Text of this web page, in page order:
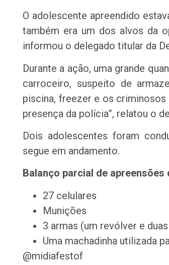
O adolescente apreendido
também era um dos alvos da
informou o delegado titular da
Durante a ação, uma grande
carroceiro, suspeito de
piscina, freezer e os criminosos
presença da polícia”, relatou o
Dois adolescentes foram
segue em andamento.
Balanço parcial de apreensões
27 celulares
Munições
3 armas (um revólver e
Uma machadinha utilizada
@midiafestof